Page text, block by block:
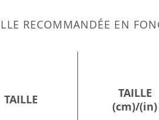
RECOMMANDÉE EN
TAILLE
TAILLE
(cm)/(in)